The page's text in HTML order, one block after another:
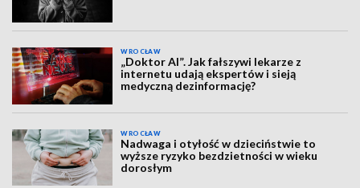
WROCŁAW
„Doktor AI”. Jak fałszywi lekarze z
internetu udają ekspertów i sieją
medyczną dezinformację?
WROCŁAW
Nadwaga i otyłość w dzieciństwie to
wyższe ryzyko bezdzietności w wieku
dorosłym